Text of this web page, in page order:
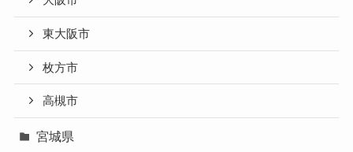
東大阪市
枚方市
高槻市
宮城県